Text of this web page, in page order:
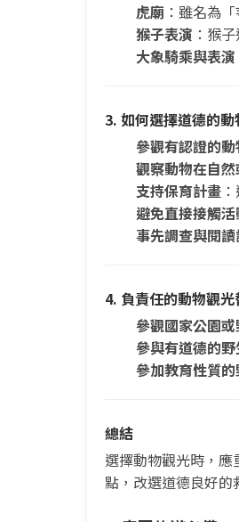
虎廟 ：雖名為
猴子表演 ：猴
大象騎乘與表演
3. 如何選擇道德的動
參觀有認證的
觀察動物在自
支持保育計畫
避免直接接觸活
事先調查與閱
4. 負責任的動物觀
參觀國家公園
參與有道德的
參加教育性質
總結
選擇動物觀光時，
點，改選道德良好的